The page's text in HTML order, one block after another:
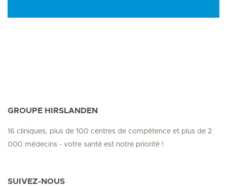
GROUPE HIRSLANDEN
16 cliniques, plus de 100 centres de compétence et plus de 2
000 médecins - votre santé est notre priorité !
SUIVEZ-NOUS